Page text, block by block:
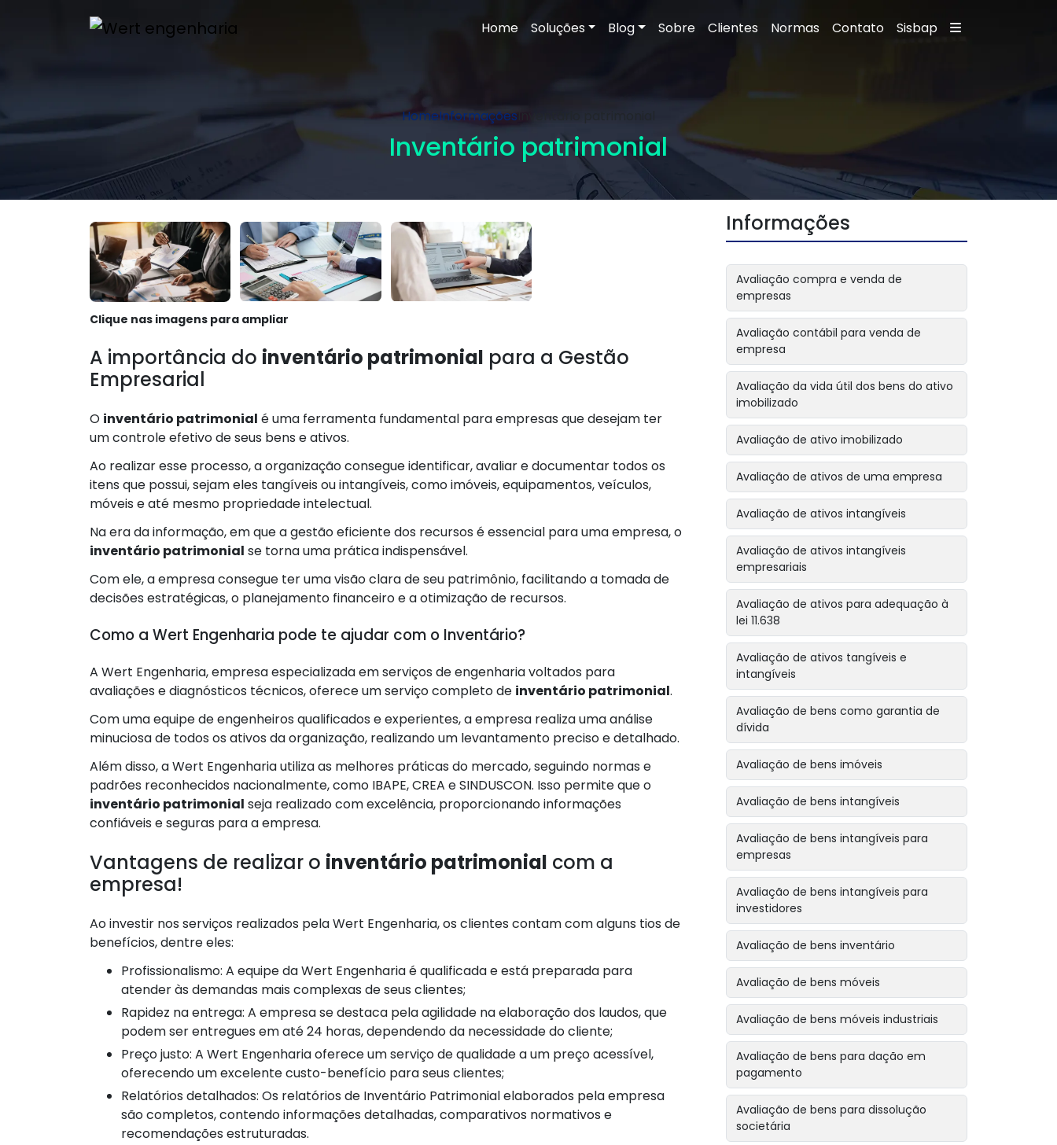
Home Soluções Blog Sobre Clientes Normas Contato Sisbap
HomeInformações
Inventário patrimonial
Clique nas imagens para ampliar
A importância do inventário patrimonial para a Gestão
Empresarial
O inventário patrimonial é uma ferramenta fundamental para empresas que desejam ter
um controle efetivo de seus bens e ativos.
Ao realizar esse processo, a organização consegue identificar, avaliar e documentar todos os
itens que possui, sejam eles tangíveis ou intangíveis, como imóveis, equipamentos, veículos,
móveis e até mesmo propriedade intelectual.
Na era da informação, em que a gestão eficiente dos recursos é essencial para uma empresa, o
inventário patrimonial se torna uma prática indispensável.
Com ele, a empresa consegue ter uma visão clara de seu patrimônio, facilitando a tomada de
decisões estratégicas, o planejamento financeiro e a otimização de recursos.
Como a Wert Engenharia pode te ajudar com o Inventário?
A Wert Engenharia, empresa especializada em serviços de engenharia voltados para
avaliações e diagnósticos técnicos, oferece um serviço completo de inventário patrimonial.
Com uma equipe de engenheiros qualificados e experientes, a empresa realiza uma análise
minuciosa de todos os ativos da organização, realizando um levantamento preciso e detalhado.
Além disso, a Wert Engenharia utiliza as melhores práticas do mercado, seguindo normas e
padrões reconhecidos nacionalmente, como IBAPE, CREA e SINDUSCON. Isso permite que o
inventário patrimonial seja realizado com excelência, proporcionando informações
confiáveis e seguras para a empresa.
Vantagens de realizar o inventário patrimonial com a
empresa!
Ao investir nos serviços realizados pela Wert Engenharia, os clientes contam com alguns tios de
benefícios, dentre eles:
Profissionalismo: A equipe da Wert Engenharia é qualificada e está preparada para
atender às demandas mais complexas de seus clientes;
Rapidez na entrega: A empresa se destaca pela agilidade na elaboração dos laudos, que
podem ser entregues em até 24 horas, dependendo da necessidade do cliente;
Preço justo: A Wert Engenharia oferece um serviço de qualidade a um preço acessível,
oferecendo um excelente custo-benefício para seus clientes;
Relatórios detalhados: Os relatórios de Inventário Patrimonial elaborados pela empresa
são completos, contendo informações detalhadas, comparativos normativos e
recomendações estruturadas.
Informações
Avaliação compra e venda de
empresas
Avaliação contábil para venda de
empresa
Avaliação da vida útil dos bens do ativo
imobilizado
Avaliação de ativo imobilizado
Avaliação de ativos de uma empresa
Avaliação de ativos intangíveis
Avaliação de ativos intangíveis
empresariais
Avaliação de ativos para adequação à
lei 11.638
Avaliação de ativos tangíveis e
intangíveis
Avaliação de bens como garantia de
dívida
Avaliação de bens imóveis
Avaliação de bens intangíveis
Avaliação de bens intangíveis para
empresas
Avaliação de bens intangíveis para
investidores
Avaliação de bens inventário
Avaliação de bens móveis
Avaliação de bens móveis industriais
Avaliação de bens para dação em
pagamento
Avaliação de bens para dissolução
societária